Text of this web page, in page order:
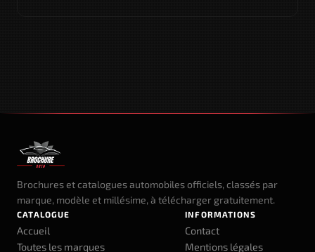
Brochures et catalogues automobiles officiels, classés par
marque, modèle et millésime, à télécharger gratuitement.
CATALOGUE
Accueil
Toutes les marques
INFORMATIONS
Contact
Mentions légales